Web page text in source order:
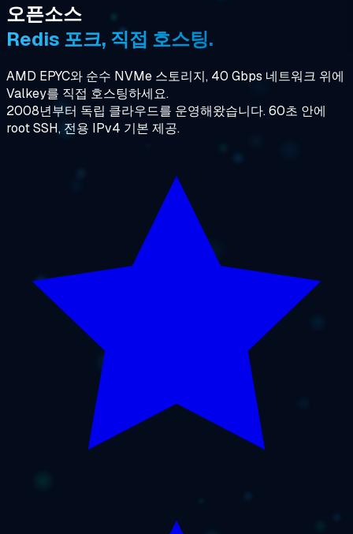
오픈소스
Redis 포크, 직접 호스팅.
AMD EPYC와 순수 NVMe 스토리지, 40 Gbps 네트워크 위에
Valkey를 직접 호스팅하세요.
2008년부터 독립 클라우드를 운영해왔습니다. 60초 안에
root SSH, 전용 IPv4 기본 제공.